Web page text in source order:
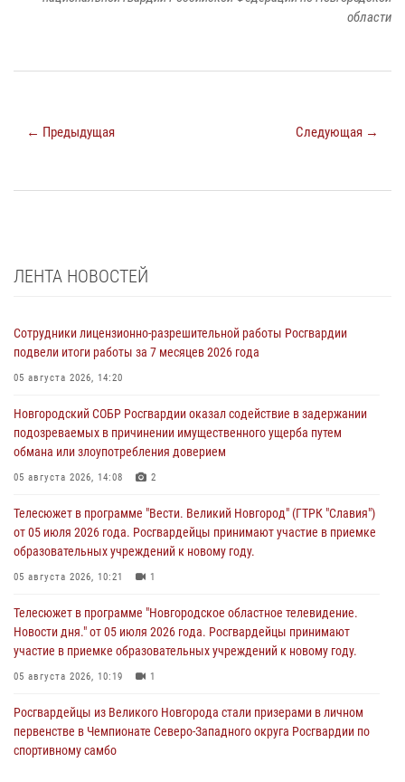
области
← Предыдущая Следующая →
ЛЕНТА НОВОСТЕЙ
Сотрудники лицензионно-разрешительной работы Росгвардии
подвели итоги работы за 7 месяцев 2026 года
05 августа 2026, 14:20
Новгородский СОБР Росгвардии оказал содействие в задержании
подозреваемых в причинении имущественного ущерба путем
обмана или злоупотребления доверием
05 августа 2026, 14:08 2
Телесюжет в программе "Вести. Великий Новгород" (ГТРК "Славия")
от 05 июля 2026 года. Росгвардейцы принимают участие в приемке
образовательных учреждений к новому году.
05 августа 2026, 10:21 1
Телесюжет в программе "Новгородское областное телевидение.
Новости дня." от 05 июля 2026 года. Росгвардейцы принимают
участие в приемке образовательных учреждений к новому году.
05 августа 2026, 10:19 1
Росгвардейцы из Великого Новгорода стали призерами в личном
первенстве в Чемпионате Северо-Западного округа Росгвардии по
спортивному самбо